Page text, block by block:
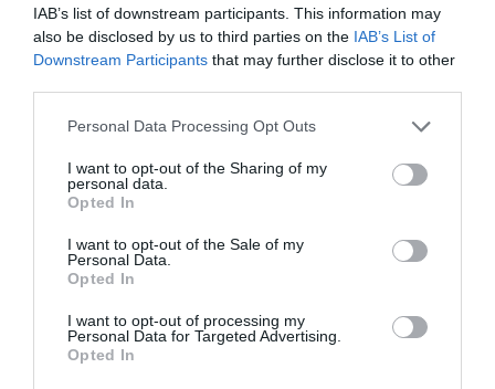
IAB’s list of downstream participants. This information may
also be disclosed by us to third parties on the IAB’s List of
Downstream Participants that may further disclose it to other
Please note that this website/app uses one or more Google
not limited to your visit or usage behaviour. You may click to
grant or deny consent to Google and its third-party tags to
use your data for below specified purposes in below Google
consent section.
Personal Data Processing Opt Outs
I want to opt-out of the Sharing of my
personal data.
Opted In
I want to opt-out of the Sale of my
Personal Data.
Opted In
I want to opt-out of processing my
Personal Data for Targeted Advertising.
Opted In
ΡΟΗ ΕΙΔΗΣΕΩΝ
Το χρηματοδοτούμενο
ενισχύει την ασφάλεια
διαδίκτυο
31.07.2026
ΑΑΔΕ: Διευκρινίσεις
για τα πρόστιμα σε
αφορούν τους ΦΗΜ
31.07.2026
Σ. Καλαφάτης: «Η
Τεχνητή Νοημοσύνη
δεν είναι απλώς μια